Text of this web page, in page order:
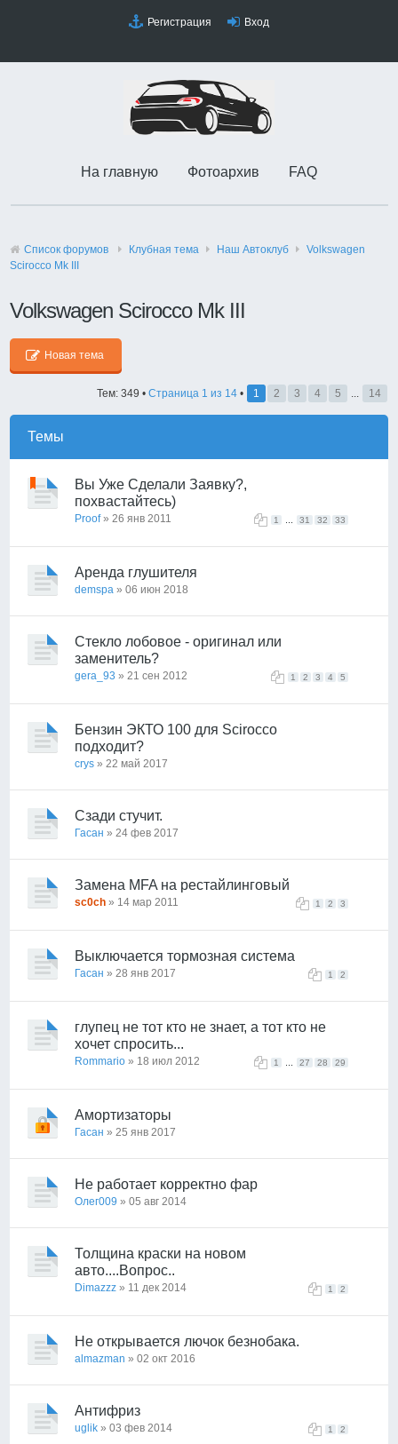
Регистрация Вход
На главную Фотоархив FAQ
Список форумов Клубная тема Наш Автоклуб
Volkswagen
Scirocco Mk III
Volkswagen Scirocco Mk III
Новая тема
Тем: 349 • Страница 1 из 14• 1 2 3 4 5 ... 14
Темы
Вы Уже Сделали Заявку?,
похвастайтесь)
1 31 32 33
Proof» 26 янв 2011
Аренда глушителя
demspa » 06 июн 2018
Стекло лобовое - оригинал или
заменитель?
1 2 3 4 5
gera_93 » 21 сен 2012
Бензин ЭКТО 100 для Scirocco
подходит?
crys » 22 май 2017
Сзади стучит.
Гасан » 24 фев 2017
Замена MFA на рестайлинговый
1 2 3
sc0ch » 14 мар 2011
Выключается тормозная система
1 2
Гасан » 28 янв 2017
глупец не тот кто не знает, а тот кто не
хочет спросить...
1 27 28 29
Rommario » 18 июл 2012
Амортизаторы
Гасан » 25 янв 2017
Не работает корректно фар
Олег009 » 05 авг 2014
Толщина краски на новом
авто....Вопрос..
1 2
Dimazzz » 11 дек 2014
Не открывается лючок безнобака.
almazman » 02 окт 2016
Антифриз
1 2
uglik » 03 фев 2014